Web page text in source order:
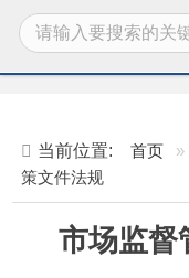
市场监督管
（信息更新责任人
5623853）